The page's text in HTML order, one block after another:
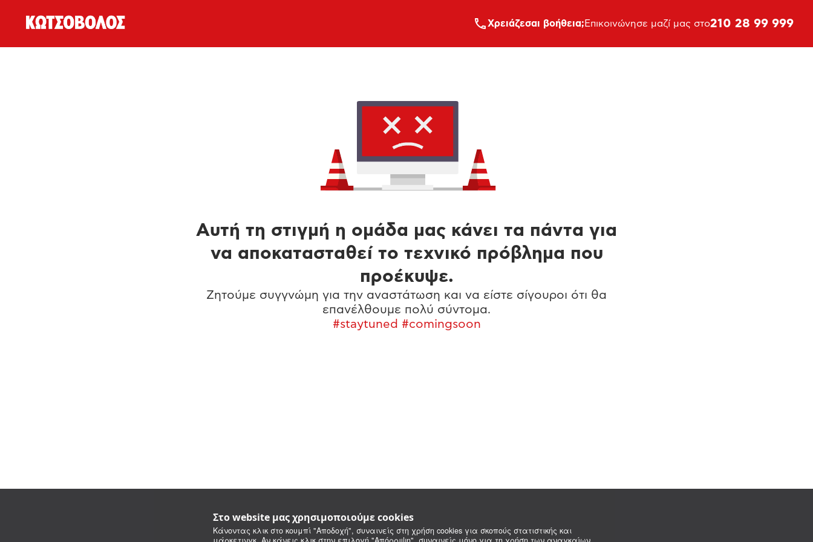
Στο website μας χρησιμοποιούμε cookies
Κάνοντας κλικ στο κουμπί "Αποδοχή", συναινείς στη χρήση cookies για σκοπούς στατιστικής και
Xρειάζεσαι βοήθεια; Επικοινώνησε μαζί μας στο210 28 99 999
Αυτή τη στιγμή η ομάδα μας κάνει τα πάντα για
να αποκατασταθεί το τεχνικό πρόβλημα που
προέκυψε.
Ζητούμε συγγνώμη για την αναστάτωση και να είστε σίγουροι ότι θα
επανέλθουμε πολύ σύντομα.
#staytuned #comingsoon